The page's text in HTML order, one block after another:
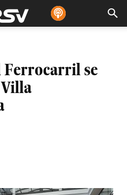
Ferrocarril se